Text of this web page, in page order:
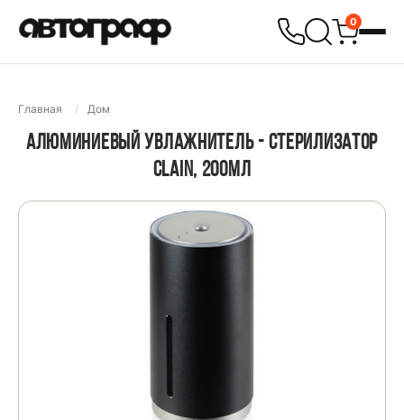
0
Главная Дом
АЛЮМИНИЕВЫЙ УВЛАЖНИТЕЛЬ - СТЕРИЛИЗАТОР
CLAIN, 200МЛ